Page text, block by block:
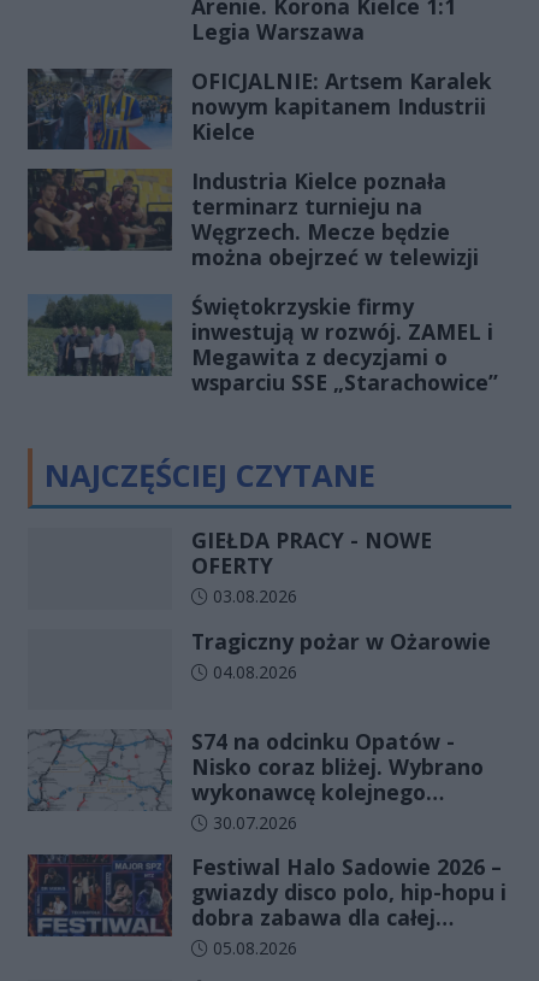
Arenie. Korona Kielce 1:1
Legia Warszawa
OFICJALNIE: Artsem Karalek
nowym kapitanem Industrii
Kielce
Industria Kielce poznała
terminarz turnieju na
Węgrzech. Mecze będzie
można obejrzeć w telewizji
Świętokrzyskie firmy
inwestują w rozwój. ZAMEL i
Megawita z decyzjami o
wsparciu SSE „Starachowice”
NAJCZĘŚCIEJ CZYTANE
GIEŁDA PRACY - NOWE
OFERTY
Data dodania artykułu:
03.08.2026
Tragiczny pożar w Ożarowie
Data dodania artykułu:
04.08.2026
S74 na odcinku Opatów -
Nisko coraz bliżej. Wybrano
wykonawcę kolejnego
odcinka
Data dodania artykułu:
30.07.2026
Festiwal Halo Sadowie 2026 –
gwiazdy disco polo, hip-hopu i
dobra zabawa dla całej
rodziny!
Data dodania artykułu:
05.08.2026